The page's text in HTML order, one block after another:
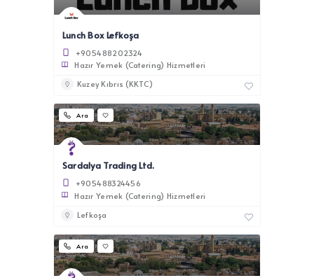
Lunch Box Lefkoşa
+905488202324
Hazır Yemek (Catering) Hizmetleri
Kuzey Kıbrıs (KKTC)
Ara
Sardalya Trading Ltd.
+905488324456
Hazır Yemek (Catering) Hizmetleri
Lefkoşa
Ara